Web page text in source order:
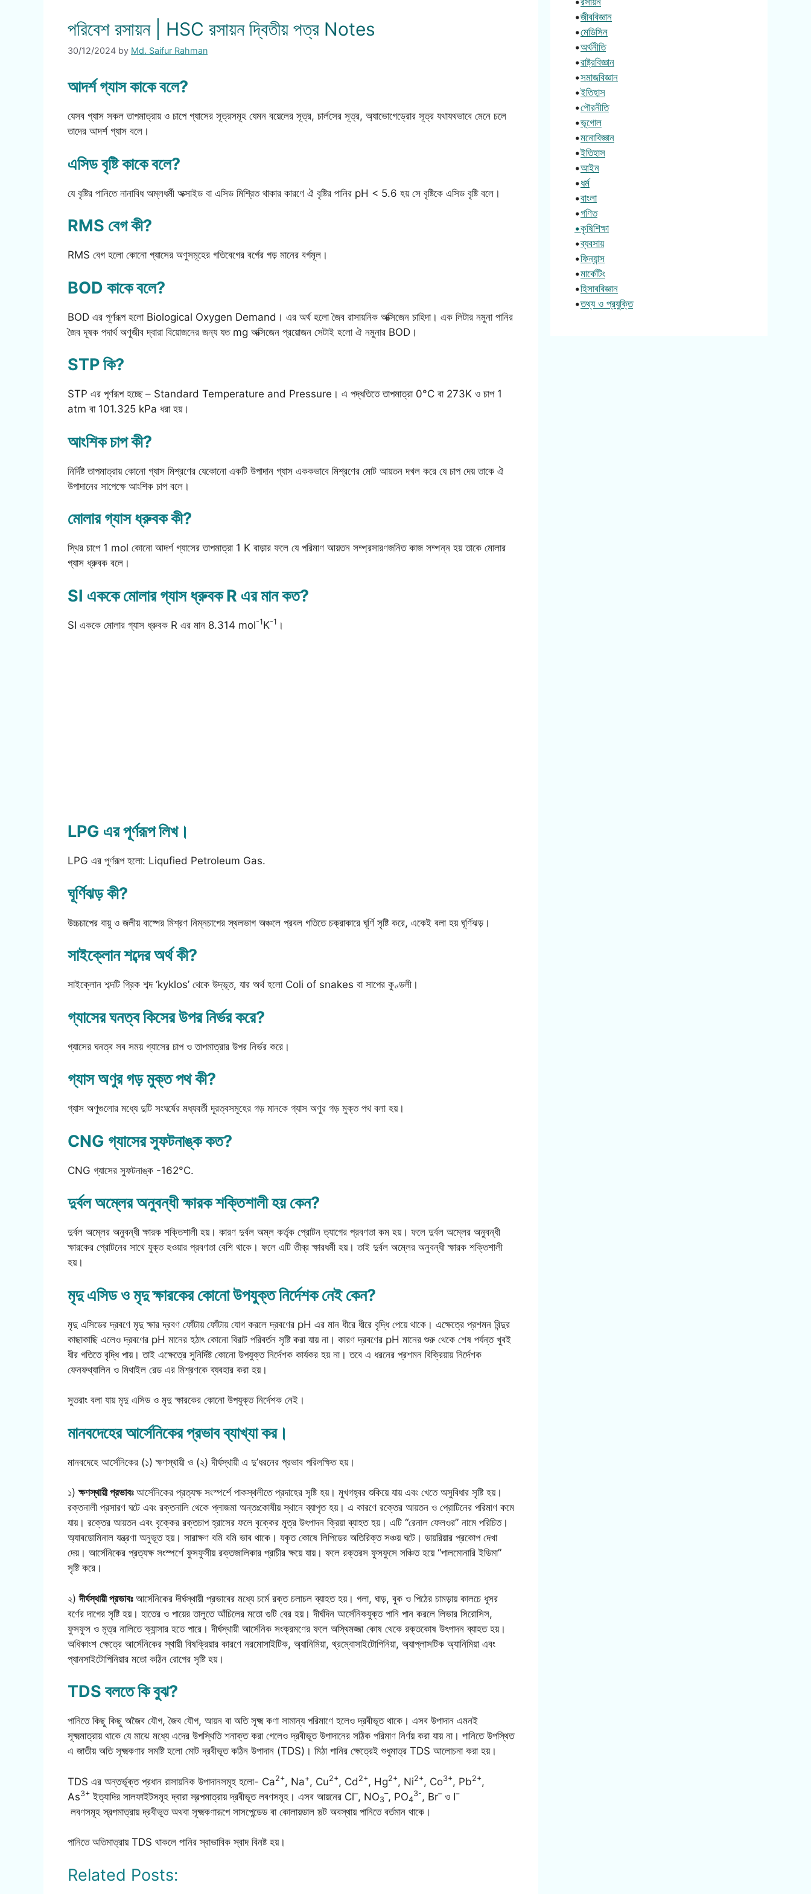
পরিবেশ রসায়ন | HSC রসায়ন দ্বিতীয় পত্র Notes
30/12/2024 by Md. Saifur Rahman
আদর্শ গ্যাস কাকে বলে?
যেসব গ্যাস সকল তাপমাত্রায় ও চাপে গ্যাসের সূত্রসমূহ যেমন বয়েলের সূত্র, চার্লসের সূত্র, অ্যাভোগেড্রোর সূত্র যথাযথভাবে মেনে চলে
তাদের আদর্শ গ্যাস বলে।
এসিড বৃষ্টি কাকে বলে?
যে বৃষ্টির পানিতে নানাবিধ অম্লধর্মী অক্সাইড বা এসিড মিশ্রিত থাকার কারণে ঐ বৃষ্টির পানির pH < 5.6 হয় সে বৃষ্টিকে এসিড বৃষ্টি বলে।
RMS বেগ কী?
RMS বেগ হলো কোনো গ্যাসের অণুসমূহের গতিবেগের বর্গের গড় মানের বর্গমূল।
BOD কাকে বলে?
BOD এর পূর্ণরূপ হলো Biological Oxygen Demand। এর অর্থ হলো জৈব রাসায়নিক অক্সিজেন চাহিদা। এক লিটার নমুনা পানির
জৈব দূষক পদার্থ অণুজীব দ্বারা বিয়োজনের জন্য যত mg অক্সিজেন প্রয়োজন সেটাই হলো ঐ নমুনার BOD।
STP কি?
STP এর পূর্ণরূপ হচ্ছে – Standard Temperature and Pressure। এ পদ্ধতিতে তাপমাত্রা 0°C বা 273K ও চাপ 1
atm বা 101.325 kPa ধরা হয়।
আংশিক চাপ কী?
নির্দিষ্ট তাপমাত্রায় কোনো গ্যাস মিশ্রণের যেকোনো একটি উপাদান গ্যাস এককভাবে মিশ্রণের মোট আয়তন দখল করে যে চাপ দেয় তাকে ঐ
উপাদানের সাপেক্ষে আংশিক চাপ বলে।
মোলার গ্যাস ধ্রুবক কী?
স্থির চাপে 1 mol কোনো আদর্শ গ্যাসের তাপমাত্রা 1 K বাড়ার ফলে যে পরিমাণ আয়তন সম্প্রসারণজনিত কাজ সম্পন্ন হয় তাকে মোলার
গ্যাস ধ্রুবক বলে।
SI এককে মোলার গ্যাস ধ্রুবক R এর মান কত?
SI এককে মোলার গ্যাস ধ্রুবক R এর মান 8.314 mol-1K-1 ।
LPG এর পূর্ণরূপ লিখ।
LPG এর পূর্ণরূপ হলো: Liqufied Petroleum Gas.
ঘূর্ণিঝড় কী?
উচ্চচাপের বায়ু ও জলীয় বাষ্পের মিশ্রণ নিম্নচাপের স্থলভাগ অঞ্চলে প্রবল গতিতে চক্রাকারে ঘূর্ণি সৃষ্টি করে, একেই বলা হয় ঘূর্ণিঝড়।
সাইক্লোন শব্দের অর্থ কী?
সাইক্লোন শব্দটি গ্রিক শব্দ ‘kyklos’ থেকে উদ্ভূত, যার অর্থ হলো Coli of snakes বা সাপের কুণ্ডলী।
গ্যাসের ঘনত্ব কিসের উপর নির্ভর করে?
গ্যাসের ঘনত্ব সব সময় গ্যাসের চাপ ও তাপমাত্রার উপর নির্ভর করে।
গ্যাস অণুর গড় মুক্ত পথ কী?
গ্যাস অণুগুলোর মধ্যে দুটি সংঘর্ষের মধ্যবর্তী দূরত্বসমূহের গড় মানকে গ্যাস অণুর গড় মুক্ত পথ বলা হয়।
CNG গ্যাসের স্ফুটনাঙ্ক কত?
CNG গ্যাসের স্ফুটনাঙ্ক -162°C.
দুর্বল অম্লের অনুবন্ধী ক্ষারক শক্তিশালী হয় কেন?
দুর্বল অম্লের অনুবন্ধী ক্ষারক শক্তিশালী হয়। কারণ দুর্বল অম্ল কর্তৃক প্রোটন ত্যাগের প্রবণতা কম হয়। ফলে দুর্বল অম্লের অনুবন্ধী
ক্ষারকের প্রোটনের সাথে যুক্ত হওয়ার প্রবণতা বেশি থাকে। ফলে এটি তীব্র ক্ষারধর্মী হয়। তাই দুর্বল অম্লের অনুবন্ধী ক্ষারক শক্তিশালী
হয়।
মৃদু এসিড ও মৃদু ক্ষারকের কোনো উপযুক্ত নির্দেশক নেই কেন?
মৃদু এসিডের দ্রবণে মৃদু ক্ষার দ্রবণ ফোঁটায় ফোঁটায় যোগ করলে দ্রবণের pH এর মান ধীরে ধীরে বৃদ্ধি পেয়ে থাকে। এক্ষেত্রে প্রশমন বিন্দুর
কাছাকাছি এলেও দ্রবণের pH মানের হঠাৎ কোনো বিরাট পরিবর্তন সৃষ্টি করা যায় না। কারণ দ্রবণের pH মানের শুরু থেকে শেষ পর্যন্ত খুবই
ধীর গতিতে বৃদ্ধি পায়। তাই এক্ষেত্রে সুনির্দিষ্ট কোনো উপযুক্ত নির্দেশক কার্যকর হয় না। তবে এ ধরনের প্রশমন বিক্রিয়ায় নির্দেশক
ফেনফথ্যালিন ও মিথাইল রেড এর মিশ্রণকে ব্যবহার করা হয়।
সুতরাং বলা যায় মৃদু এসিড ও মৃদু ক্ষারকের কোনো উপযুক্ত নির্দেশক নেই।
মানবদেহের আর্সেনিকের প্রভাব ব্যাখ্যা কর।
মানবদেহে আর্সেনিকের (১) ক্ষণস্থায়ী ও (২) দীর্ঘস্থায়ী এ দু’ধরনের প্রভাব পরিলক্ষিত হয়।
১)ক্ষণস্থায়ী প্রভাবঃআর্সেনিকের প্রত্যক্ষ সংস্পর্শে পাকস্থলীতে প্রদাহের সৃষ্টি হয়। মুখগহ্বর শুকিয়ে যায় এবং খেতে অসুবিধার সৃষ্টি হয়।
রক্তনালী প্রসারণ ঘটে এবং রক্তনালি থেকে প্লাজমা অন্তঃকোষীয় স্থানে ব্যাপৃত হয়। এ কারণে রক্তের আয়তন ও প্রোটিনের পরিমাণ কমে
যায়। রক্তের আয়তন এবং বৃক্কের রক্তচাপ হ্রাসের ফলে বৃক্কের মূত্র উৎপাদন ক্রিয়া ব্যাহত হয়। এটি “রেনাল ফেলওর” নামে পরিচিত।
অ্যাবডোমিনাল যন্ত্রণা অনুভূত হয়। সারাক্ষণ বমি বমি ভাব থাকে। যকৃত কোষে লিপিডের অতিরিক্ত সঞ্চয় ঘটে। ডায়রিয়ার প্রকোপ দেখা
দেয়। আর্সেনিকের প্রত্যক্ষ সংস্পর্শে ফুসফুসীয় রক্তজালিকার প্রাচীর ক্ষয়ে যায়। ফলে রক্তরস ফুসফুসে সঞ্চিত হয়ে “পালমোনারি ইডিমা”
সৃষ্টি করে।
২)দীর্ঘস্থায়ী প্রভাবঃআর্সেনিকের দীর্ঘস্থায়ী প্রভাবের মধ্যে চর্মে রক্ত চলাচল ব্যাহত হয়। গলা, ঘাড়, বুক ও পিঠের চামড়ায় কালচে ধূসর
বর্ণের দাগের সৃষ্টি হয়। হাতের ও পায়ের তালুতে আঁচিলের মতো গুটি বের হয়। দীর্ঘদিন আর্সেনিকযুক্ত পানি পান করলে লিভার সিরোসিস,
ফুসফুস ও মূত্র নালিতে ক্যান্সার হতে পারে। দীর্ঘস্থায়ী আর্সেনিক সংক্রমণের ফলে অস্থিমজ্জা কোষ থেকে রক্তকোষ উৎপাদন ব্যাহত হয়।
অধিকাংশ ক্ষেত্রে আর্সেনিকের স্থায়ী বিষক্রিয়ার কারণে নরমোসাইটিক, অ্যানিমিয়া, থ্রম্বোসাইটোপিনিয়া, অ্যাপ্লাসটিক অ্যানিমিয়া এবং
প্যানসাইটোপিনিয়ার মতো কঠিন রোগের সৃষ্টি হয়।
TDS বলতে কি বুঝ?
পানিতে কিছু কিছু অজৈব যৌগ, জৈব যৌগ, আয়ন বা অতি সূক্ষ্ম কণা সামান্য পরিমাণে হলেও দ্রবীভূত থাকে। এসব উপাদান এমনই
সূক্ষ্মমাত্রায় থাকে যে মাঝে মধ্যে এদের উপস্থিতি শনাক্ত করা গেলেও দ্রবীভূত উপাদানের সঠিক পরিমাণ নির্ণয় করা যায় না। পানিতে উপস্থিত
এ জাতীয় অতি সূক্ষ্মকণার সমষ্টি হলো মোট দ্রবীভূত কঠিন উপাদান (TDS)। মিঠা পানির ক্ষেত্রেই শুধুমাত্র TDS আলোচনা করা হয়।
TDS এর অন্তর্ভূক্ত প্রধান রাসায়নিক উপাদানসমূহ হলো- Ca2+, Na+, Cu2+, Cd 2+, Hg2+, Ni2+, Co3+, Pb2+,
As3+ ইত্যাদির সালফাইটসমূহ দ্বারা স্বল্পমাত্রায় দ্রবীভূত লবণসমূহ। এসব আয়নের Cl–, NO3
–, PO4
3-, Br–ও I–
লবণসমূহ স্বল্পমাত্রায় দ্রবীভূত অথবা সূক্ষ্মকণারূপে সাসপেন্ডেড বা কোলায়ডাল সল্ট অবস্থায় পানিতে বর্তমান থাকে।
পানিতে অতিমাত্রায় TDS থাকলে পানির স্বাভাবিক স্বাদ বিনষ্ট হয়।
Related Posts:
•জীববিজ্ঞান
•মেডিসিন
•অর্থনীতি
•রাষ্ট্রবিজ্ঞান
•সমাজবিজ্ঞান
•ইতিহাস
•পৌরনীতি
•ভূগোল
•মনোবিজ্ঞান
•ইতিহাস
•আইন
•ধর্ম
•বাংলা
•গণিত
•কৃষিশিক্ষা
•ব্যবসায়
•ফিন্যান্স
•মার্কেটিং
•হিসাববিজ্ঞান
•তথ্য ও প্রযুক্তি